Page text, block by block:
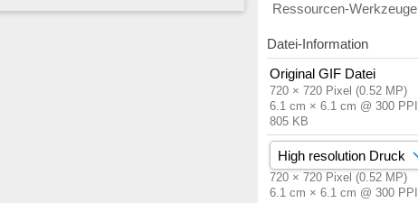
Ressourcen-Werkzeuge
Datei-Information
Original GIF Datei
720 × 720 Pixel (0.52 MP)
6.1 cm × 6.1 cm @ 300 PPI
805 KB
720 × 720 Pixel (0.52 MP)
6.1 cm × 6.1 cm @ 300 PPI